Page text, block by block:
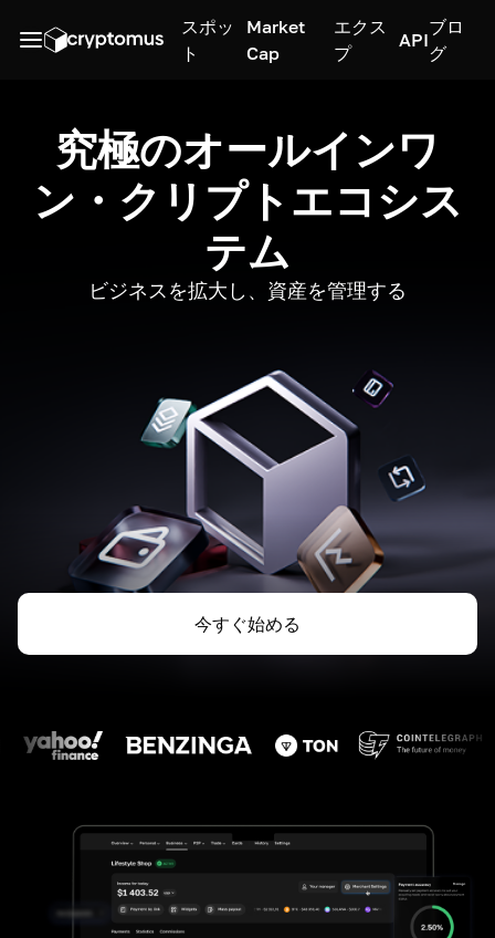
スポッ
ト
Market
Cap
エクス
プ
API
ブロ
グ
究極のオールインワ
ン・クリプトエコシス
テム
ビジネスを拡大し、資産を管理する
今すぐ始める